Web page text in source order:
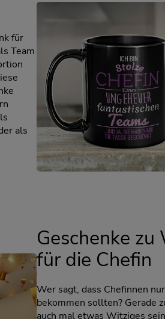
für
Team
als
Geschenke zu
für die Chefin
Wer sagt, dass Chefinnen
bekommen sollten? Gerade
auch mal etwas Witziges